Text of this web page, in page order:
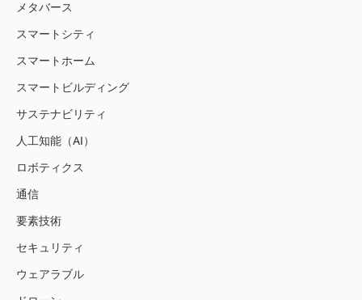
メタバース
スマートシティ
スマートホーム
スマートビルディング
サステナビリティ
人工知能（AI）
ロボティクス
通信
要素技術
セキュリティ
ウェアラブル